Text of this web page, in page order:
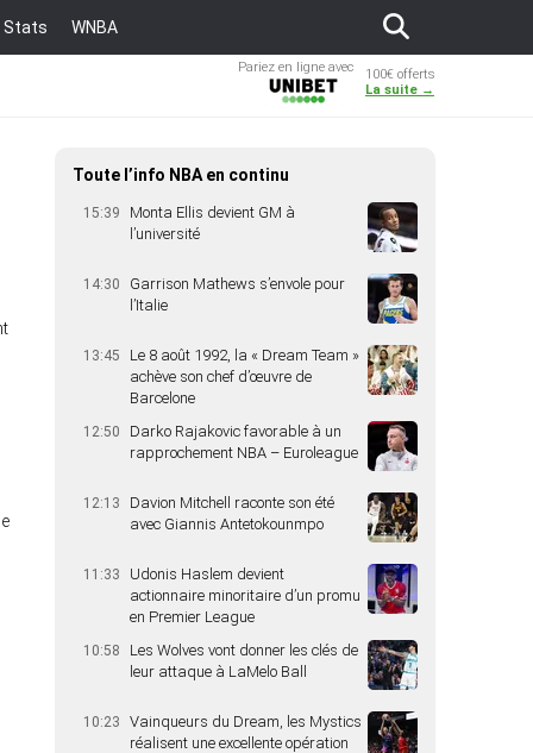
Stats WNBA
Pariez en ligne avec
100€ offerts
La suite →
Toute l’info NBA en continu
15:39
Monta Ellis devient GM à
l’université
14:30
Garrison Mathews s’envole pour
l’Italie
13:45
Le 8 août 1992, la « Dream Team »
achève son chef d’œuvre de
Barcelone
12:50
Darko Rajakovic favorable à un
rapprochement NBA – Euroleague
12:13
Davion Mitchell raconte son été
avec Giannis Antetokounmpo
11:33
Udonis Haslem devient
actionnaire minoritaire d’un promu
en Premier League
10:58
Les Wolves vont donner les clés de
leur attaque à LaMelo Ball
10:23
Vainqueurs du Dream, les Mystics
réalisent une excellente opération